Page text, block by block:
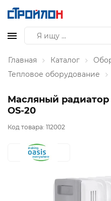
Главная Каталог
Тепловое оборудование
Масляный
OS-20
Код товара: 112002